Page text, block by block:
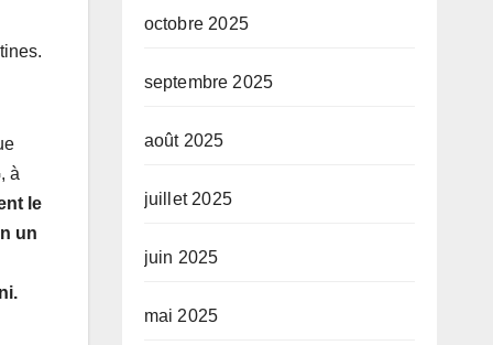
à
le
un
octobre 2025
septembre 2025
août 2025
juillet 2025
juin 2025
mai 2025